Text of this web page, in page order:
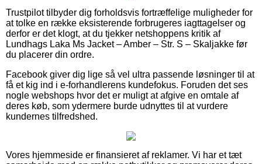
Trustpilot tilbyder dig forholdsvis fortræffelige muligheder for
at tolke en række eksisterende forbrugeres iagttagelser og
derfor er det klogt, at du tjekker netshoppens kritik af
Lundhags Laka Ms Jacket – Amber – Str. S – Skaljakke før
du placerer din ordre.
Facebook giver dig lige så vel ultra passende løsninger til at
få et kig ind i e-forhandlerens kundefokus. Foruden det ses
nogle webshops hvor det er muligt at afgive en omtale af
deres køb, som ydermere burde udnyttes til at vurdere
kundernes tilfredshed.
Vores hjemmeside er finansieret af reklamer. Vi har et tæt